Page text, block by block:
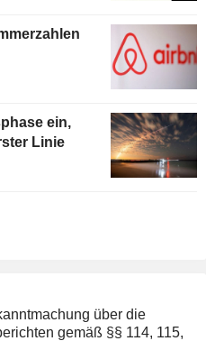
ein,
Linie
über die
gemäß §§ 114, 115,